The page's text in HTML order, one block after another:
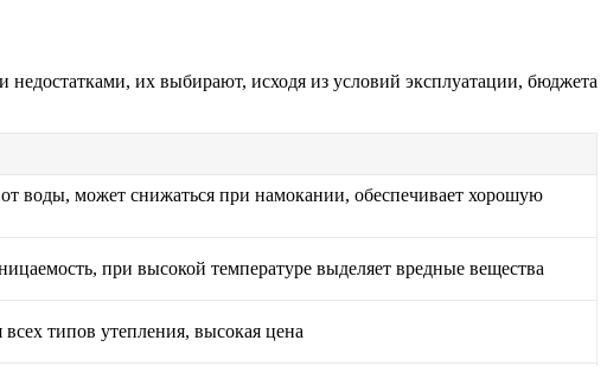
их выбирают, исходя из условий эксплуатации, бюджета
воды, может снижаться при намокании, обеспечивает хорошую
при высокой температуре выделяет вредные вещества
типов утепления, высокая цена